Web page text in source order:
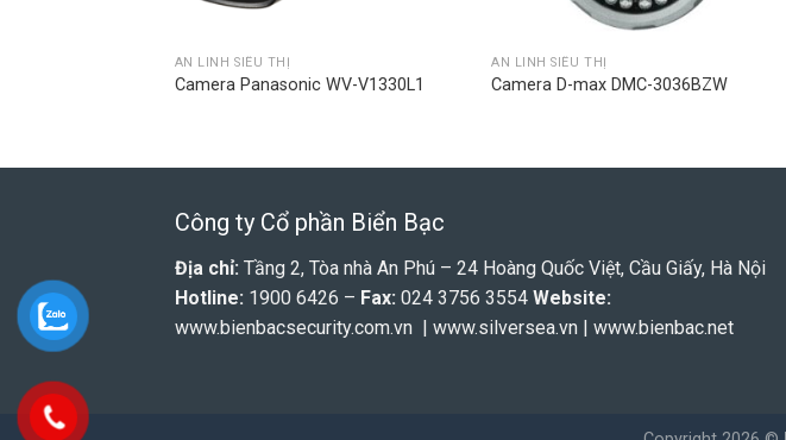
AN LINH SIÊU THỊ
Camera Panasonic WV-V1330L1
AN LINH SIÊU THỊ
Camera D-max DMC-3036BZW
Công ty Cổ phần Biển Bạc
Địa chỉ: Tầng 2, Tòa nhà An Phú – 24 Hoàng Quốc Việt, Cầu Giấy, Hà Nội
Hotline: 1900 6426 – Fax: 024 3756 3554 Website:
www.bienbacsecurity.com.vn | www.silversea.vn | www.bienbac.net